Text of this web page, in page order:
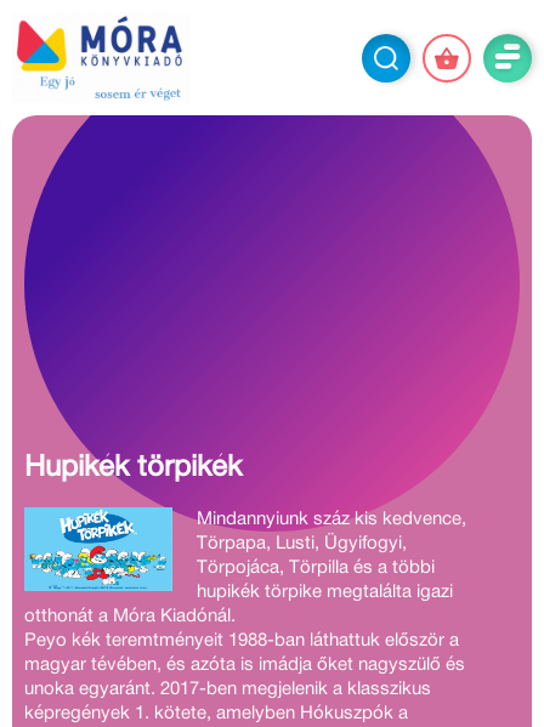
Hupikék törpikék
Mindannyiunk száz kis kedvence,
Törpapa, Lusti, Ügyifogyi,
Törpojáca, Törpilla és a többi
hupikék törpike megtalálta igazi
otthonát a Móra Kiadónál.
Peyo kék teremtményeit 1988-ban láthattuk először a
magyar tévében, és azóta is imádja őket nagyszülő és
unoka egyaránt. 2017-ben megjelenik a klasszikus
képregények 1. kötete, amelyben Hókuszpók a